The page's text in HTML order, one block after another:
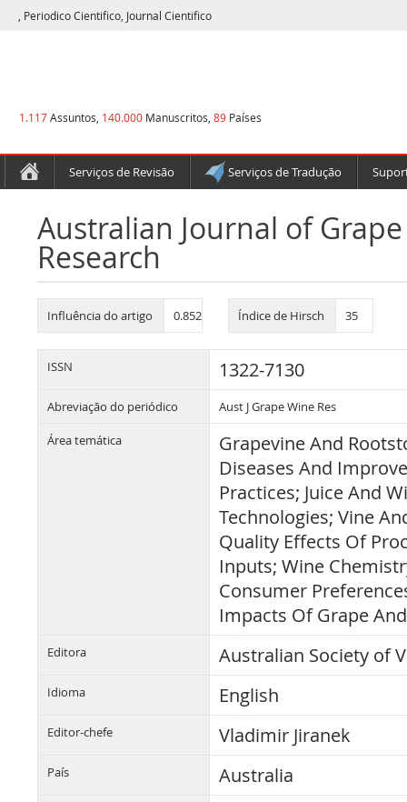
, Periodico Cientifico, Journal Cientifico
1.117Assuntos, 140.000 Manuscritos, 89 Países
Serviços de Revisão Serviços de Tradução
Australian Journal of
Research
Influência do artigo 0.852 Índice de Hirsch 35
ISSN 1322-7130
Abreviação do periódico Aust J Grape Wine Res
Área temática
Grapevine And
Diseases And
Practices; Juice And
Technologies; Vine
Quality Effects Of
Inputs; Wine
Consumer
Impacts Of Grape
Editora Australian Society of
Idioma English
Editor-chefe Vladimir Jiranek
País Australia